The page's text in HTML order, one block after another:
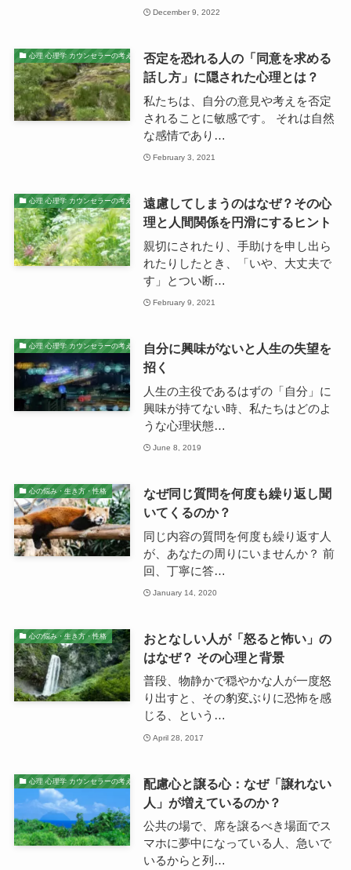
December 9, 2022
心理 心理学 カウンセラーの考え
否定を恐れる人の「同意を求める
話し方」に隠された心理とは？
私たちは、自分の意見や考えを否定
されることに敏感です。 それは自然
な感情であり…
February 3, 2021
心理 心理学 カウンセラーの考え
遠慮してしまうのはなぜ？その心
理と人間関係を円滑にするヒント
親切にされたり、手助けを申し出ら
れたりしたとき、「いや、大丈夫で
す」とつい断…
February 9, 2021
心理 心理学 カウンセラーの考え
自分に興味がないと人生の失望を
招く
人生の主役であるはずの「自分」に
興味が持てない時、私たちはどのよ
うな心理状態…
June 8, 2019
心の悩み・生き方・性格
なぜ同じ質問を何度も繰り返し聞
いてくるのか？
同じ内容の質問を何度も繰り返す人
が、あなたの周りにいませんか？ 前
回、丁寧に答…
January 14, 2020
心の悩み・生き方・性格
おとなしい人が「怒ると怖い」の
はなぜ？ その心理と背景
普段、物静かで穏やかな人が一度怒
り出すと、その豹変ぶりに恐怖を感
じる、という…
April 28, 2017
心理 心理学 カウンセラーの考え
配慮心と譲る心：なぜ「譲れない
人」が増えているのか？
公共の場で、席を譲るべき場面でス
マホに夢中になっている人、急いで
いるからと列…